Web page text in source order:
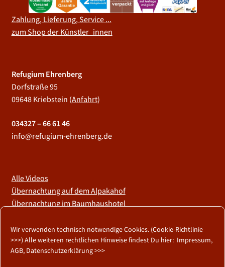
Wir verwenden technisch notwendige Cookies. (Cookie-Richtlinie
>>>) Alle weiteren rechtlichen Hinweise findest Du hier: Impressum,
AGB, Datenschutzerklärung >>>
Zahlung, Lieferung, Service ...
zum Shop der Künstler_innen
Refugium Ehrenberg
Dorfstraße 95
09648 Kriebstein (Anfahrt)
034327 – 66 61 46
info@refugium-ehrenberg.de
Alle Videos
Übernachtung auf dem Alpakahof
Übernachtung im Baumhaushotel